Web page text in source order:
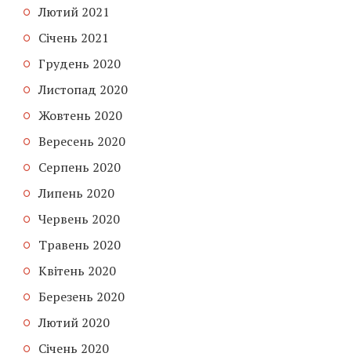
Лютий 2021
Січень 2021
Грудень 2020
Листопад 2020
Жовтень 2020
Вересень 2020
Серпень 2020
Липень 2020
Червень 2020
Травень 2020
Квітень 2020
Березень 2020
Лютий 2020
Січень 2020